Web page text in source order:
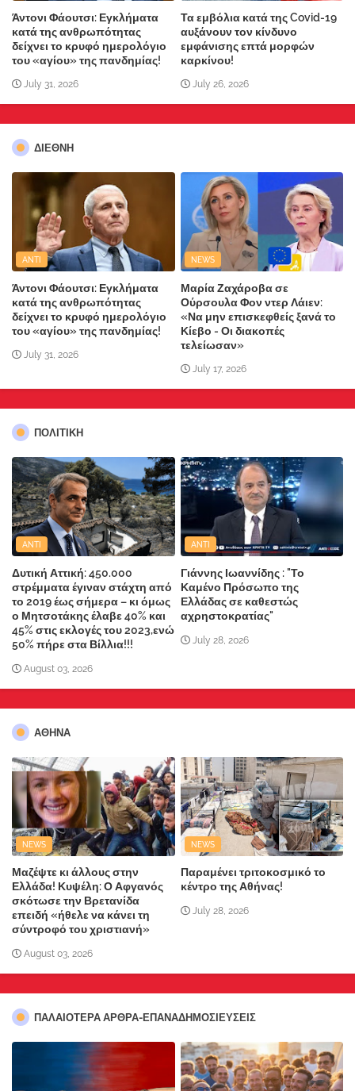
Άντονι Φάουτσι: Εγκλήματα
κατά της ανθρωπότητας
δείχνει το κρυφό ημερολόγιο
του «αγίου» της πανδημίας!
July 31, 2026
Τα εμβόλια κατά της Covid-19
αυξάνουν τον κίνδυνο
εμφάνισης επτά μορφών
καρκίνου!
July 26, 2026
ΔΙΕΘΝΗ
ANTI
Άντονι Φάουτσι: Εγκλήματα
κατά της ανθρωπότητας
δείχνει το κρυφό ημερολόγιο
του «αγίου» της πανδημίας!
July 31, 2026
NEWS
Μαρία Ζαχάροβα σε
Ούρσουλα Φον ντερ Λάιεν:
«Να μην επισκεφθείς ξανά το
Κίεβο - Οι διακοπές
τελείωσαν»
July 17, 2026
ΠΟΛΙΤΙΚΗ
ANTI
Δυτική Αττική: 450.000
στρέμματα έγιναν στάχτη από
το 2019 έως σήμερα – κι όμως
ο Μητσοτάκης έλαβε 40% και
45% στις εκλογές του 2023,ενώ
50% πήρε στα Βίλλια!!!
August 03, 2026
ANTI
Γιάννης Ιωαννίδης : "Το
Καμένο Πρόσωπο της
Ελλάδας σε καθεστώς
αχρηστοκρατίας"
July 28, 2026
ΑΘΗΝΑ
NEWS
Μαζέψτε κι άλλους στην
Ελλάδα! Κυψέλη: Ο Αφγανός
σκότωσε την Βρετανίδα
επειδή «ήθελε να κάνει τη
σύντροφό του χριστιανή»
August 03, 2026
NEWS
Παραμένει τριτοκοσμικό το
κέντρο της Αθήνας!
July 28, 2026
ΠΑΛΑΙΟΤΕΡΑ ΑΡΘΡΑ-ΕΠΑΝΑΔΗΜΟΣΙΕΥΣΕΙΣ